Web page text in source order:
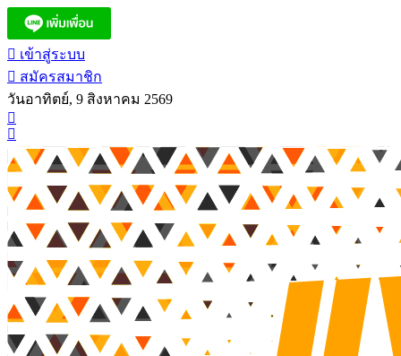
เข้าสู่ระบบ
สมัครสมาชิก
วันอาทิตย์, 9 สิงหาคม 2569